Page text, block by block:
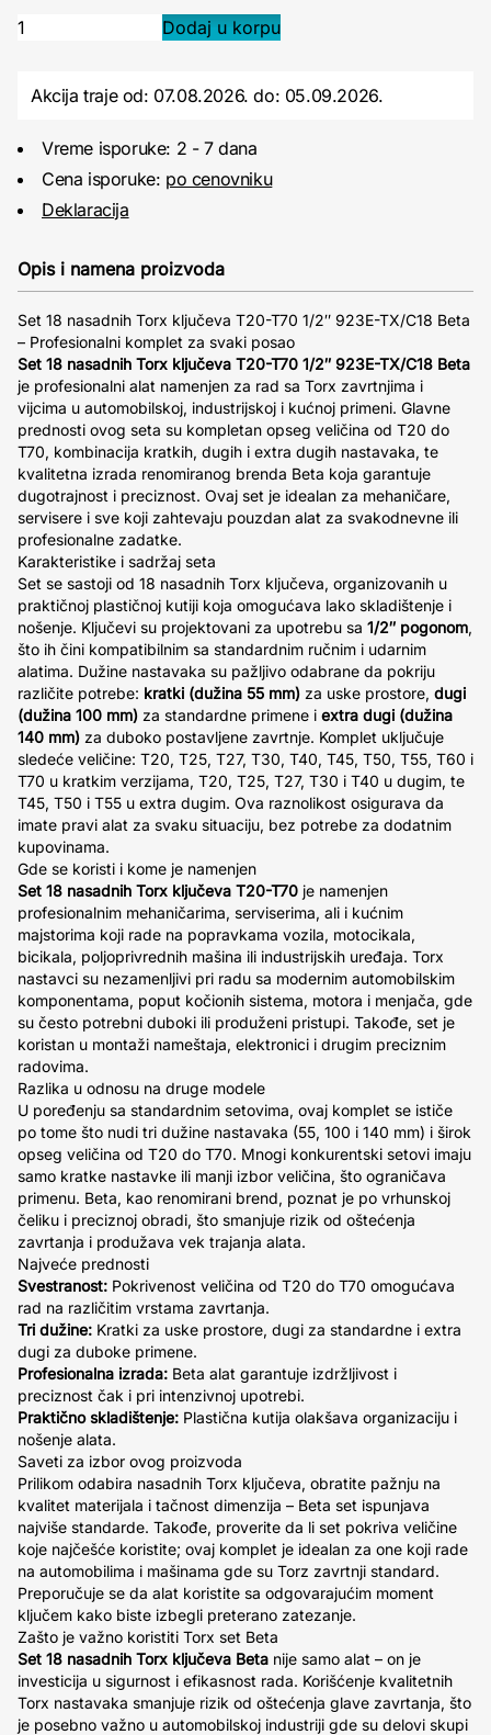
Akcija traje od: 07.08.2026.do: 05.09.2026.
Vreme isporuke: 2 - 7 dana
Cena isporuke: po cenovniku
Deklaracija
Opis i namena proizvoda
Set 18 nasadnih Torx ključeva T20-T70 1/2″ 923E-TX/C18 Beta
– Profesionalni komplet za svaki posao
Set 18 nasadnih Torx ključeva T20-T70 1/2″ 923E-TX/C18 Beta
je profesionalni alat namenjen za rad sa Torx zavrtnjima i
vijcima u automobilskoj, industrijskoj i kućnoj primeni. Glavne
prednosti ovog seta su kompletan opseg veličina od T20 do
T70, kombinacija kratkih, dugih i extra dugih nastavaka, te
kvalitetna izrada renomiranog brenda Beta koja garantuje
dugotrajnost i preciznost. Ovaj set je idealan za mehaničare,
servisere i sve koji zahtevaju pouzdan alat za svakodnevne ili
profesionalne zadatke.
Karakteristike i sadržaj seta
Set se sastoji od 18 nasadnih Torx ključeva, organizovanih u
praktičnoj plastičnoj kutiji koja omogućava lako skladištenje i
nošenje. Ključevi su projektovani za upotrebu sa 1/2″ pogonom,
što ih čini kompatibilnim sa standardnim ručnim i udarnim
alatima. Dužine nastavaka su pažljivo odabrane da pokriju
različite potrebe: kratki (dužina 55 mm) za uske prostore, dugi
(dužina 100 mm) za standardne primene i extra dugi (dužina
140 mm) za duboko postavljene zavrtnje. Komplet uključuje
sledeće veličine: T20, T25, T27, T30, T40, T45, T50, T55, T60 i
T70 u kratkim verzijama, T20, T25, T27, T30 i T40 u dugim, te
T45, T50 i T55 u extra dugim. Ova raznolikost osigurava da
imate pravi alat za svaku situaciju, bez potrebe za dodatnim
kupovinama.
Gde se koristi i kome je namenjen
Set 18 nasadnih Torx ključeva T20-T70 je namenjen
profesionalnim mehaničarima, serviserima, ali i kućnim
majstorima koji rade na popravkama vozila, motocikala,
bicikala, poljoprivrednih mašina ili industrijskih uređaja. Torx
nastavci su nezamenljivi pri radu sa modernim automobilskim
komponentama, poput kočionih sistema, motora i menjača, gde
su često potrebni duboki ili produženi pristupi. Takođe, set je
koristan u montaži nameštaja, elektronici i drugim preciznim
radovima.
Razlika u odnosu na druge modele
U poređenju sa standardnim setovima, ovaj komplet se ističe
po tome što nudi tri dužine nastavaka (55, 100 i 140 mm) i širok
opseg veličina od T20 do T70. Mnogi konkurentski setovi imaju
samo kratke nastavke ili manji izbor veličina, što ograničava
primenu. Beta, kao renomirani brend, poznat je po vrhunskoj
čeliku i preciznoj obradi, što smanjuje rizik od oštećenja
zavrtanja i produžava vek trajanja alata.
Najveće prednosti
Svestranost: Pokrivenost veličina od T20 do T70 omogućava
rad na različitim vrstama zavrtanja.
Tri dužine: Kratki za uske prostore, dugi za standardne i extra
dugi za duboke primene.
Profesionalna izrada: Beta alat garantuje izdržljivost i
preciznost čak i pri intenzivnoj upotrebi.
Praktično skladištenje: Plastična kutija olakšava organizaciju i
nošenje alata.
Saveti za izbor ovog proizvoda
Prilikom odabira nasadnih Torx ključeva, obratite pažnju na
kvalitet materijala i tačnost dimenzija – Beta set ispunjava
najviše standarde. Takođe, proverite da li set pokriva veličine
koje najčešće koristite; ovaj komplet je idealan za one koji rade
na automobilima i mašinama gde su Torz zavrtnji standard.
Preporučuje se da alat koristite sa odgovarajućim moment
ključem kako biste izbegli preterano zatezanje.
Zašto je važno koristiti Torx set Beta
Set 18 nasadnih Torx ključeva Beta nije samo alat – on je
investicija u sigurnost i efikasnost rada. Korišćenje kvalitetnih
Torx nastavaka smanjuje rizik od oštećenja glave zavrtanja, što
je posebno važno u automobilskoj industriji gde su delovi skupi